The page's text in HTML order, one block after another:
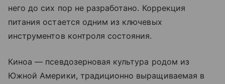
него до сих пор не разработано. Коррекция
питания остается одним из ключевых
инструментов контроля состояния.
Киноа — псевдозерновая культура родом из
Южной Америки, традиционно выращиваемая в